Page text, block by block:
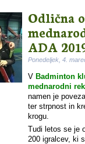
Odlična
ADA
Ponedeljek, 4.
V Badminton
mednarodni
namen je
ter strpnost in
krogu.
Tudi letos se je
200 igralcev, ki